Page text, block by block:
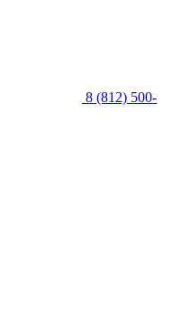
8 (812) 500-